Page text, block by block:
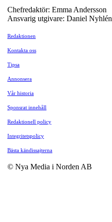
Chefredaktör: Emma Andersson
Ansvarig utgivare: Daniel Nyhlén
Redaktionen
Kontakta oss
Tipsa
Annonsera
Vår historia
Sponsrat innehåll
Redaktionell policy
Integritetspolicy
Bästa kändissajterna
© Nya Media i Norden AB